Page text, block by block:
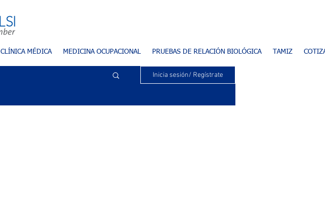
CLÍNICA MÉDICA MEDICINA OCUPACIONAL PRUEBAS DE RELACIÓN BIOLÓGICA TAMIZ
Inicia sesión/ Regístrate